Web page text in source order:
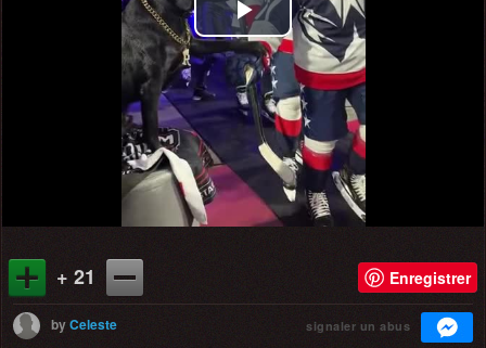
Play
Video
+ 21 Enregistrer
byCeleste signaler un abus